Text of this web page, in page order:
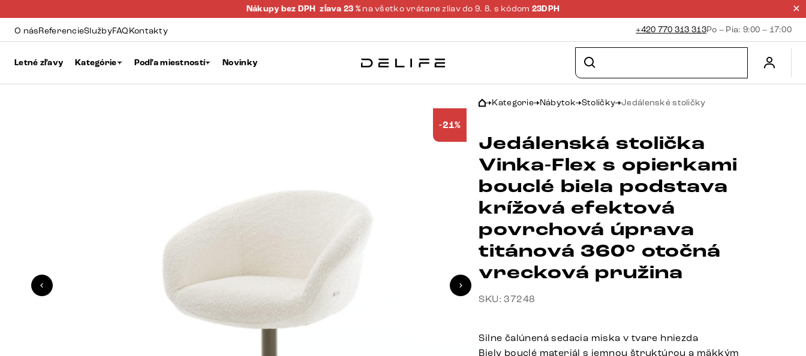
Nákupy bez DPH zĺava 23 % na všetko vrátane zliav do 9. 8. s kódom 23DPH
O násReferencieSlužbyFAQKontakty +420 770 313 313Po – Pia: 9:00 – 17:00
Letné zľavy Kategórie Podľa miestností Novinky
-21%
Kategorie Nábytok Stoličky Jedálenské stoličky
Jedálenská stolička
Vinka-Flex s opierkami
bouclé biela podstava
krížová efektová
povrchová úprava
titánová 360° otočná
vrecková pružina
SKU: 37248
Silne čalúnená sedacia miska v tvare hniezda
Biely bouclé materiál s jemnou štruktúrou a mäkkým